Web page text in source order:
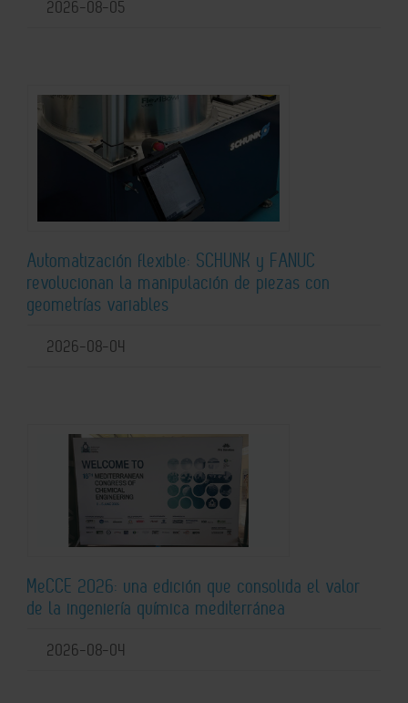
2026-08-05
Automatización flexible: SCHUNK y FANUC
revolucionan la manipulación de piezas con
geometrías variables
2026-08-04
MeCCE 2026: una edición que consolida el valor
de la ingeniería química mediterránea
2026-08-04